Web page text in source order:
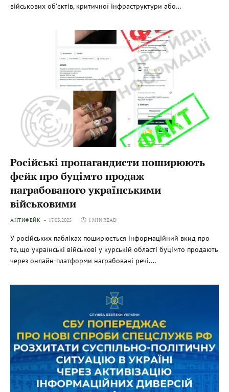
військових об’єктів, критичної інфраструктури або…
Російські пропагандисти поширюють
фейк про буцімто продаж
награбованого українськими
військовими
АНТИФЕЙК 17.03.2025 1 MIN READ
У російських пабліках поширюється інформаційний вкид про
те, що українські військові у курській області буцімто продають
через онлайн-платформи награбовані речі.…